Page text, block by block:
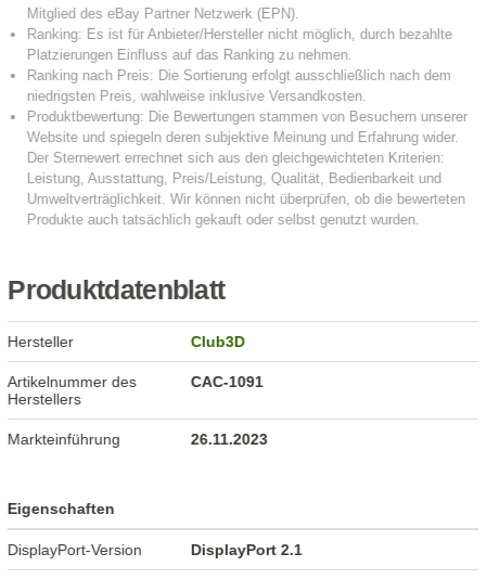
Produktdatenblatt
Hersteller Club3D
Artikelnummer des
Herstellers
CAC-1091
Markteinführung 26.11.2023
Eigenschaften
DisplayPort-Version DisplayPort 2.1